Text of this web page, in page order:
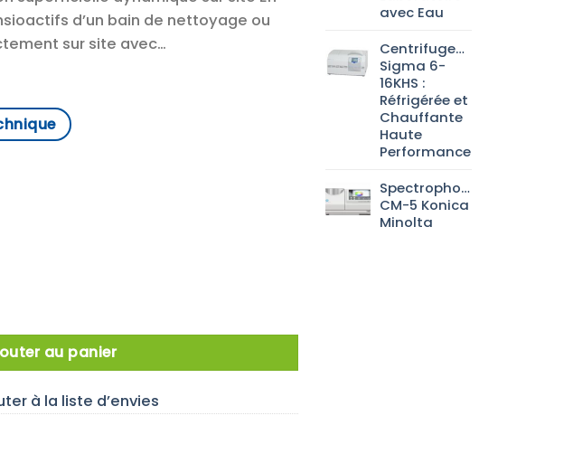
d’un bain de nettoyage ou
sur site avec…
maximale de bulle – Bubble Pressure Tensiometer
au panier
à la liste d’envies
avec Eau
Centrifugeuse
Sigma 6-
16KHS :
Réfrigérée et
Chauffante
Haute
Performance
Spectrophotomètre
CM-5 Konica
Minolta